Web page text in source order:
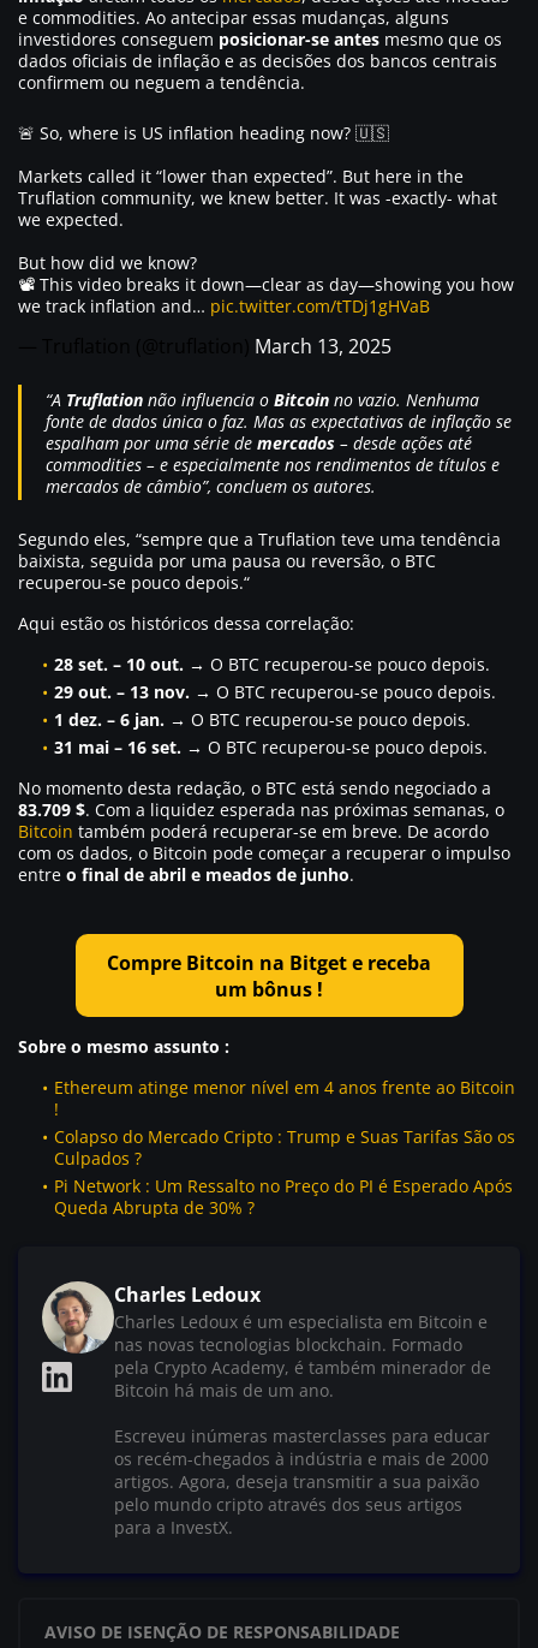
e commodities. Ao antecipar essas mudanças, alguns
investidores conseguem posicionar-se antes mesmo que os
dados oficiais de inflação e as decisões dos bancos centrais
confirmem ou neguem a tendência.
🚨 So, where is US inflation heading now? 🇺🇸
Markets called it “lower than expected”. But here in the
Truflation community, we knew better. It was -exactly- what
we expected.
But how did we know?
📽️ This video breaks it down—clear as day—showing you how
we track inflation and… pic.twitter.com/tTDj1gHVaB
March 13, 2025
“A Truflation não influencia o Bitcoin no vazio. Nenhuma
fonte de dados única o faz. Mas as expectativas de inflação se
espalham por uma série de mercados – desde ações até
commodities – e especialmente nos rendimentos de títulos e
mercados de câmbio”, concluem os autores.
Segundo eles, “sempre que a Truflation teve uma tendência
baixista, seguida por uma pausa ou reversão, o BTC
recuperou-se pouco depois.“
Aqui estão os históricos dessa correlação:
28 set. – 10 out. → O BTC recuperou-se pouco depois.
29 out. – 13 nov. → O BTC recuperou-se pouco depois.
1 dez. – 6 jan. → O BTC recuperou-se pouco depois.
31 mai – 16 set. → O BTC recuperou-se pouco depois.
No momento desta redação, o BTC está sendo negociado a
83.709 $. Com a liquidez esperada nas próximas semanas, o
Bitcoin também poderá recuperar-se em breve. De acordo
com os dados, o Bitcoin pode começar a recuperar o impulso
entre o final de abril e meados de junho.
Compre Bitcoin na Bitget e receba
um bônus !
Sobre o mesmo assunto :
Ethereum atinge menor nível em 4 anos frente ao Bitcoin
!
Colapso do Mercado Cripto : Trump e Suas Tarifas São os
Culpados ?
Pi Network : Um Ressalto no Preço do PI é Esperado Após
Queda Abrupta de 30% ?
Charles Ledoux
Charles Ledoux é um especialista em Bitcoin e
nas novas tecnologias blockchain. Formado
pela Crypto Academy, é também minerador de
Bitcoin há mais de um ano.
Escreveu inúmeras masterclasses para educar
os recém-chegados à indústria e mais de 2000
artigos. Agora, deseja transmitir a sua paixão
pelo mundo cripto através dos seus artigos
para a InvestX.
AVISO DE ISENÇÃO DE RESPONSABILIDADE